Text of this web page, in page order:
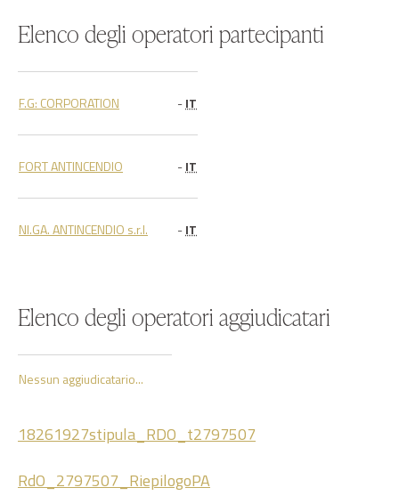
Elenco degli operatori partecipanti
F.G: CORPORATION -IT
FORT ANTINCENDIO -IT
NI.GA. ANTINCENDIO s.r.l. -IT
Elenco degli operatori aggiudicatari
Nessun aggiudicatario...
18261927stipula_RDO_t2797507
RdO_2797507_RiepilogoPA